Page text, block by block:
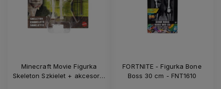
Minecraft Movie Figurka
Skeleton Szkielet + akcesoria
FORTNITE - Figurka Bone
Boss 30 cm - FNT1610